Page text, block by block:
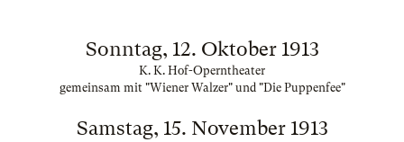
Sonntag, 12. Oktober 1913
K. K. Hof-Operntheater
gemeinsam mit "Wiener Walzer" und "Die Puppenfee"
Samstag, 15. November 1913